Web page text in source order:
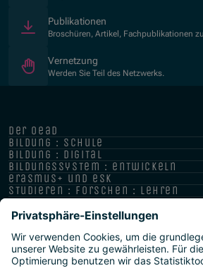
Publikationen
Broschüren, Artikel, Fachpublikationen
Vernetzung
Werden Sie Teil des Netzwerks.
der oead
bildung : schule
bildung : digital
bildungssystem : entwickeln
erasmus+ und esk
studieren : forschen : lehren
hochschule : strategie :